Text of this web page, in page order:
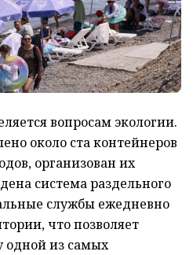
вопросам экологии.
около ста контейнеров
организован их
система раздельного
службы ежедневно
что позволяет
одной из самых